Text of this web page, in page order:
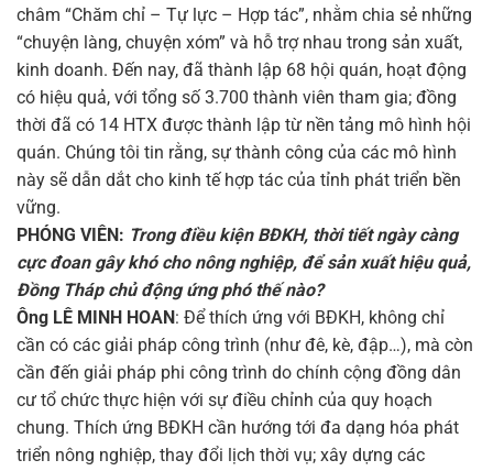
châm “Chăm chỉ – Tự lực – Hợp tác”, nhằm chia sẻ những
“chuyện làng, chuyện xóm” và hỗ trợ nhau trong sản xuất,
kinh doanh. Đến nay, đã thành lập 68 hội quán, hoạt động
có hiệu quả, với tổng số 3.700 thành viên tham gia; đồng
thời đã có 14 HTX được thành lập từ nền tảng mô hình hội
quán. Chúng tôi tin rằng, sự thành công của các mô hình
này sẽ dẫn dắt cho kinh tế hợp tác của tỉnh phát triển bền
vững.
PHÓNG VIÊN: Trong điều kiện BĐKH, thời tiết ngày càng
cực đoan gây khó cho nông nghiệp, để sản xuất hiệu quả,
Đồng Tháp chủ động ứng phó thế nào?
Ông LÊ MINH HOAN : Để thích ứng với BĐKH, không chỉ
cần có các giải pháp công trình (như đê, kè, đập…), mà còn
cần đến giải pháp phi công trình do chính cộng đồng dân
cư tổ chức thực hiện với sự điều chỉnh của quy hoạch
chung. Thích ứng BĐKH cần hướng tới đa dạng hóa phát
triển nông nghiệp, thay đổi lịch thời vụ; xây dựng các